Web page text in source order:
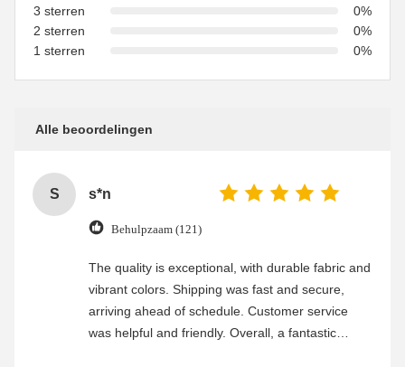
3 sterren
0%
2 sterren
0%
1 sterren
0%
Alle beoordelingen
S s*n
Behulpzaam (121)
The quality is exceptional, with durable fabric and
vibrant colors. Shipping was fast and secure,
arriving ahead of schedule. Customer service
was helpful and friendly. Overall, a fantastic